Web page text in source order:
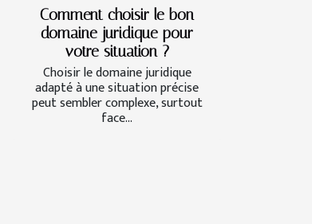
Comment choisir le bon
domaine juridique pour
votre situation ?
Choisir le domaine juridique
adapté à une situation précise
peut sembler complexe, surtout
face...